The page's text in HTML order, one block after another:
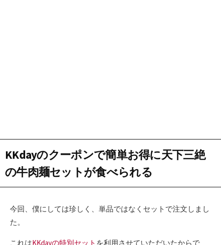
KKdayのクーポンで簡単お得に天下三絶
の牛肉麺セットが食べられる
今回、僕にしては珍しく、単品ではなくセットで注文しまし
た。
これはKKdayの特別セット を利用させていただいたからで